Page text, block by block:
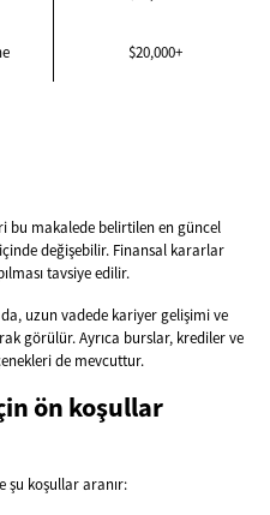
$20,000+
bu makalede belirtilen en güncel
değişebilir. Finansal kararlar
tavsiye edilir.
uzun vadede kariyer gelişimi ve
görülür. Ayrıca burslar, krediler ve
de mevcuttur.
ön koşullar
şu koşullar aranır: